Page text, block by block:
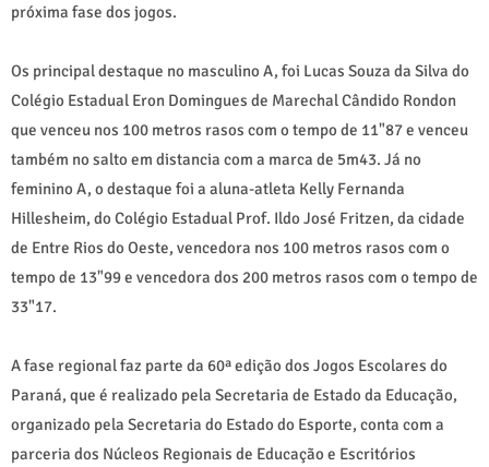
próxima fase dos jogos.
Os principal destaque no masculino A, foi Lucas Souza da Silva do
Colégio Estadual Eron Domingues de Marechal Cândido Rondon
que venceu nos 100 metros rasos com o tempo de 11"87 e venceu
também no salto em distancia com a marca de 5m43. Já no
feminino A, o destaque foi a aluna-atleta Kelly Fernanda
Hillesheim, do Colégio Estadual Prof. Ildo José Fritzen, da cidade
de Entre Rios do Oeste, vencedora nos 100 metros rasos com o
tempo de 13"99 e vencedora dos 200 metros rasos com o tempo de
33"17.
A fase regional faz parte da 60ª edição dos Jogos Escolares do
Paraná, que é realizado pela Secretaria de Estado da Educação,
organizado pela Secretaria do Estado do Esporte, conta com a
parceria dos Núcleos Regionais de Educação e Escritórios